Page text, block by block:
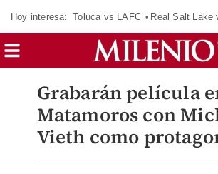
Hoy interesa: Toluca vs LAFC Real Salt Lake
Grabarán película
Matamoros con
Vieth como